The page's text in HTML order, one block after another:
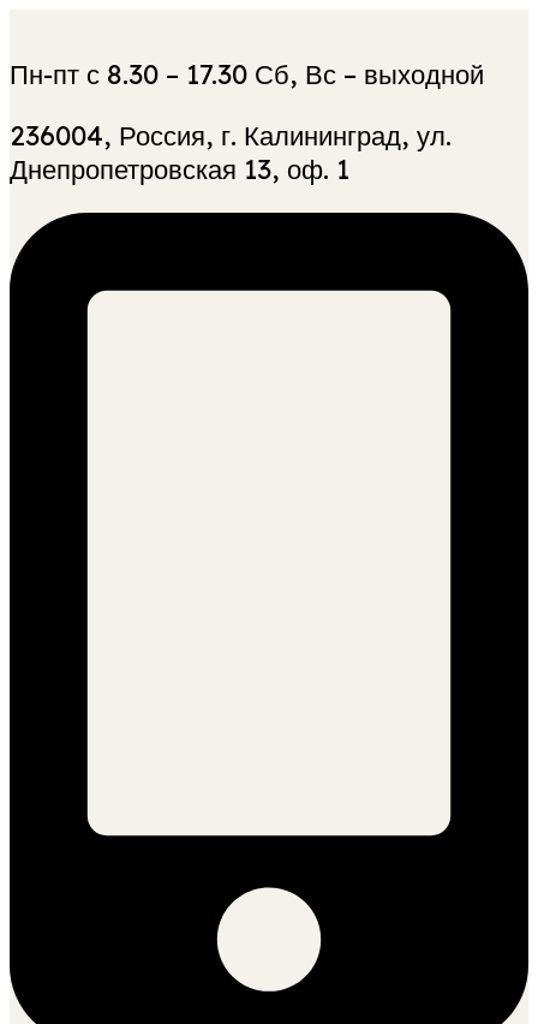
Пн-пт с 8.30 – 17.30 Сб, Вс – выходной
236004, Россия, г. Калининград, ул.
Днепропетровская 13, оф. 1